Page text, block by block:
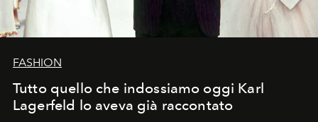
FASHION
Tutto quello che indossiamo oggi Karl
Lagerfeld lo aveva già raccontato